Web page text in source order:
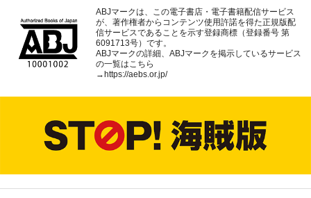
ABJマークは、この電子書店・電子書籍配信サービス
が、著作権者からコンテンツ使用許諾を得た正規版配
信サービスであることを示す登録商標（登録番号 第
6091713号）です。
ABJマークの詳細、ABJマークを掲示しているサービス
の一覧はこちら
→https://aebs.or.jp/